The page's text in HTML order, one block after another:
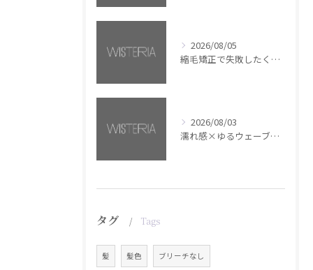
2026/08/05
縮毛矯正で失敗したくない方へ【銀座・美容室WISTERIA】
2026/08/03
濡れ感×ゆるウェーブミディアム【銀座・美容室WISTERIA】
タグ Tags
髪 髪色 ブリーチなし